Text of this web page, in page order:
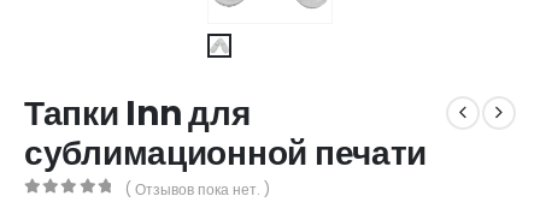
Тапки Inn для
сублимационной печати
( Отзывов пока нет. )